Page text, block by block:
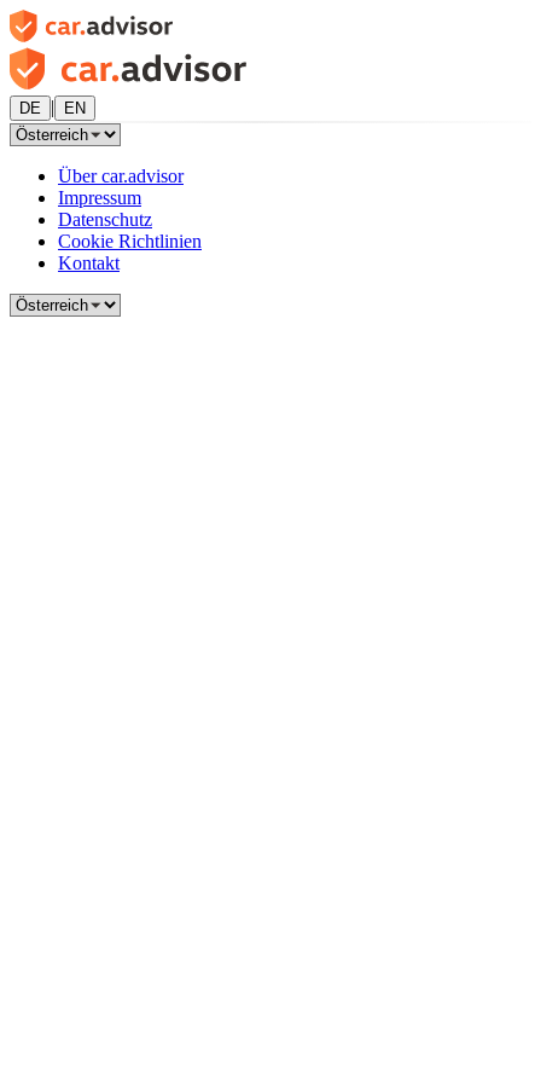
DE | EN
Über car.advisor
Impressum
Datenschutz
Cookie Richtlinien
Kontakt